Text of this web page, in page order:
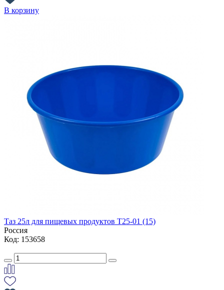
В корзину
Таз 25л для пищевых продуктов Т25-01 (15)
Россия
Код: 153658